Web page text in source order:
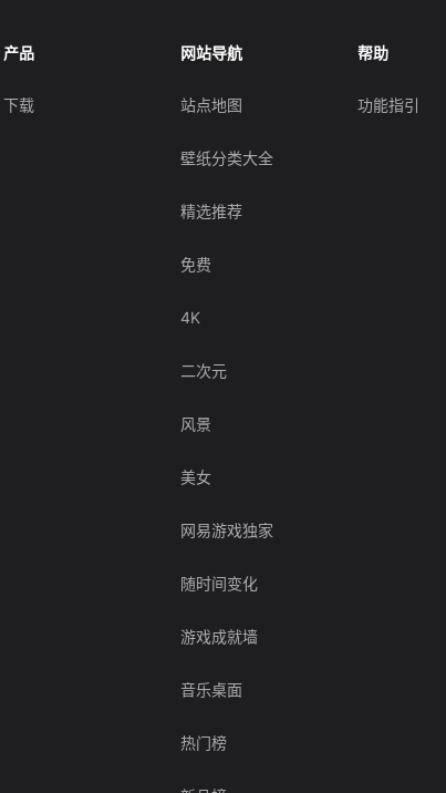
产品
下载
网站导航
站点地图
壁纸分类大全
精选推荐
免费
4K
二次元
风景
美女
网易游戏独家
随时间变化
游戏成就墙
音乐桌面
热门榜
帮助
功能指引